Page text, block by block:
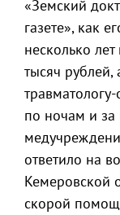
«Земский
газете», как
несколько
тысяч
по ночам и за
ответило на
Кемеровской
скорой